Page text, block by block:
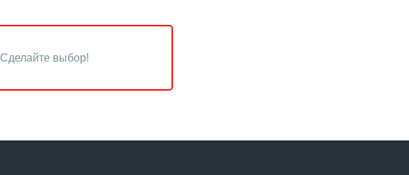
Сделайте выбор!